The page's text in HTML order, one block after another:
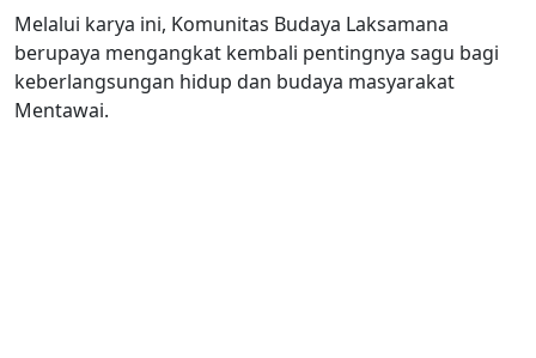
Melalui karya ini, Komunitas Budaya Laksamana
berupaya mengangkat kembali pentingnya sagu bagi
keberlangsungan hidup dan budaya masyarakat
Mentawai.